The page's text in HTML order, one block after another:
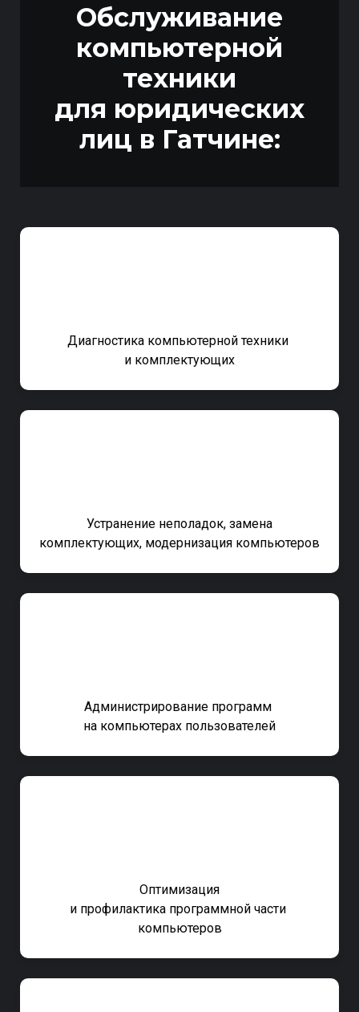
Обслуживание
компьютерной
техники
для юридических
лиц в Гатчине:
Диагностика компьютерной техники
и комплектующих
Устранение неполадок, замена
комплектующих, модернизация компьютеров
Администрирование программ
на компьютерах пользователей
Оптимизация
и профилактика программной части
компьютеров